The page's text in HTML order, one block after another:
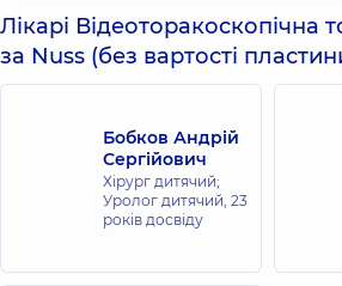
Лікарі Відеоторакоскопічна
за Nuss (без вартості
Бобков Андрій
Сергійович
Хірург дитячий;
Уролог дитячий, 23
років досвіду